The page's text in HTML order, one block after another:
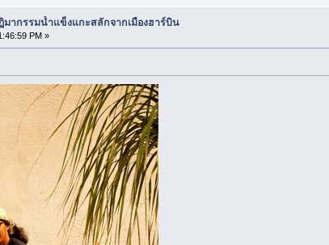
มากรรมน้ำแข็งแกะสลักจากเมืองฮาร์บิน
PM »